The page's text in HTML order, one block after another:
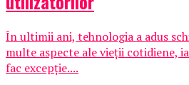
În ultimii ani, tehnologia a adus
multe aspecte ale vieții cotidiene,
fac excepție....